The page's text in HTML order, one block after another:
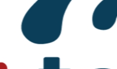
Kastrationsaktionen in
auch in anderen
und haben
Vierteln kümmern oder